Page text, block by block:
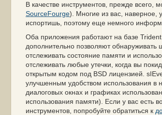
В качестве инструментов, прежде всего,
SourceFourge). Многие из вас, наверное,
испортишь, поэтому еще немного
Оба приложения работают на базе
дополнительно позволяют
отслеживать состояние памяти и
отслеживать любые утечки, когда вы
открытым кодом под BSD лицензией.
улучшенным удобством использования в
диалоговых окнах и графиках
использования памяти). Если у вас есть
инструментов, попробуйте обратиться к